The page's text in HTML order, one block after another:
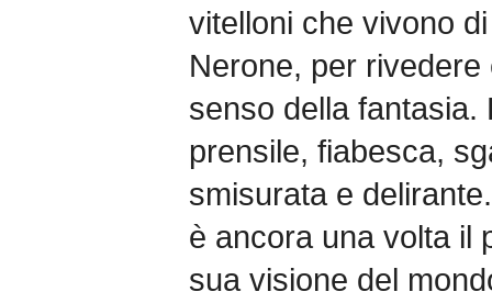
vitelloni che vivono
Nerone, per
senso della
prensile, fiabesca,
smisurata e
è ancora una volta il
sua visione del